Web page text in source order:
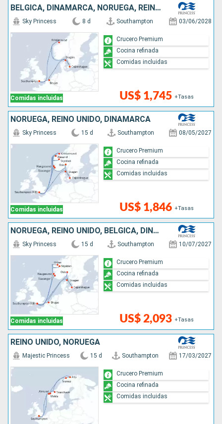
BÉLGICA, DINAMARCA, NORUEGA, REINO UNIDO
Comidas incluidas
Sky Princess 8 d Southampton 03/06/2028
US$ 1,745 +Tasas
Crucero Premium
Cocina refinada
Comidas incluidas
NORUEGA, REINO UNIDO, DINAMARCA
Comidas incluidas
Sky Princess 15 d Southampton 08/05/2027
US$ 1,846 +Tasas
Crucero Premium
Cocina refinada
Comidas incluidas
NORUEGA, REINO UNIDO, BÉLGICA, DINAMARCA
Comidas incluidas
Sky Princess 15 d Southampton 10/07/2027
US$ 2,093 +Tasas
Crucero Premium
Cocina refinada
Comidas incluidas
REINO UNIDO, NORUEGA
Majestic Princess 15 d Southampton 17/03/2027
Crucero Premium
Cocina refinada
Comidas incluidas